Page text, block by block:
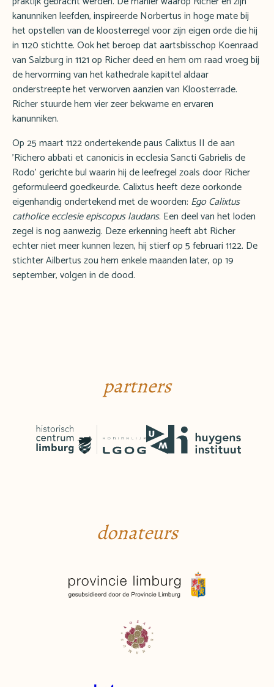
kanunniken leefden, inspireerde Norbertus in hoge mate bij
het opstellen van de kloosterregel voor zijn eigen orde die hij
in 1120 stichtte. Ook het beroep dat aartsbisschop Koenraad
van Salzburg in 1121 op Richer deed en hem om raad vroeg bij
de hervorming van het kathedrale kapittel aldaar
onderstreepte het verworven aanzien van Kloosterrade.
Richer stuurde hem vier zeer bekwame en ervaren
kanunniken.
Op 25 maart 1122 ondertekende paus Calixtus II de aan
'Richero abbati et canonicis in ecclesia Sancti Gabrielis de
Rodo' gerichte bul waarin hij de leefregel zoals door Richer
geformuleerd goedkeurde. Calixtus heeft deze oorkonde
eigenhandig ondertekend met de woorden: Ego Calixtus
catholice ecclesie episcopus laudans. Een deel van het loden
zegel is nog aanwezig. Deze erkenning heeft abt Richer
echter niet meer kunnen lezen, hij stierf op 5 februari 1122. De
stichter Ailbertus zou hem enkele maanden later, op 19
september, volgen in de dood.
partners
donateurs